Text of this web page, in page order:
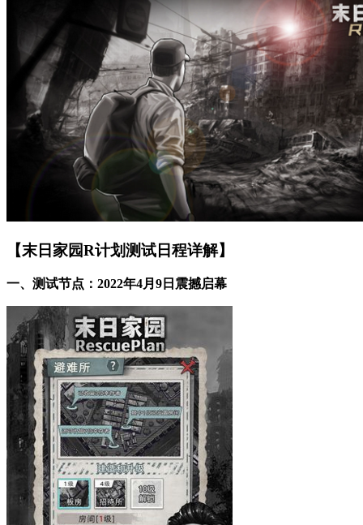
【末日家园R计划测试日程详解】
一、测试节点：2022年4月9日震撼启幕